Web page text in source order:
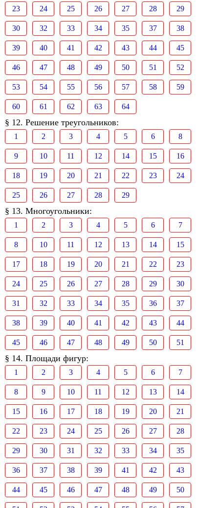
23 24 25 26 27 28 29
30 32 33 34 35 37 38
39 40 41 42 43 44 45
46 47 48 49 50 51 52
53 54 55 56 57 58 59
60 61 62 63 64
§ 12. Решение треугольников:
1 2 3 4 5 6 8
9 10 11 12 14 15 16
18 19 20 21 22 23 24
25 26 27 28 29
§ 13. Многоугольники:
1 2 3 4 5 6 7
8 10 11 12 13 14 15
17 18 19 20 21 22 23
24 25 26 27 28 29 30
31 32 33 34 35 36 37
38 39 40 41 42 43 44
45 46 47 48 49 50 51
§ 14. Площади фигур:
1 2 3 4 5 6 7
8 9 10 11 12 13 14
15 16 17 18 19 20 21
22 23 24 25 26 27 28
29 30 31 32 33 34 35
36 37 38 39 41 42 43
44 45 46 47 48 49 50